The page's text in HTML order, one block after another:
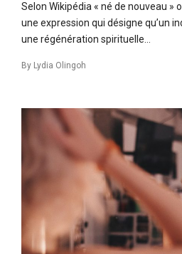
Selon Wikipédia « né de nouveau »
une expression qui désigne qu’un
une régénération spirituelle…
By Lydia Olingoh